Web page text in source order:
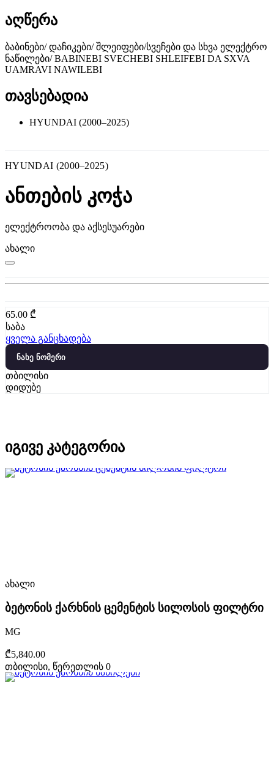
აღწერა
ბაბინები/ დაჩიკები/ შლეიფები/სვეჩები და სხვა ელექტრო
ნაწილები/ BABINEBI SVECHEBI SHLEIFEBI DA SXVA
UAMRAVI NAWILEBI
თავსებადია
HYUNDAI (2000–2025)
HYUNDAI (2000–2025)
ანთების კოჭა
ელექტროობა და აქსესუარები
ახალი
65.00 ₾
საბა
ყველა განცხადება
ნახე ნომერი
თბილისი
დიდუბე
იგივე კატეგორია
ახალი
ბეტონის ქარხნის ცემენტის სილოსის ფილტრი
MG
₾5,840.00
თბილისი, წერეთლის 0